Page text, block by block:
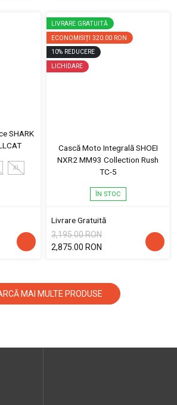
SHARK
XL
LIVRARE GRATUITĂ
ECONOMISIȚI 320.00 RON
10% REDUCERE
LICHIDARE
Cască Moto Integrală SHOEI
NXR2 MM93 Collection Rush
TC-5
ÎN STOC
Livrare Gratuită
3,195.00 RON
2,875.00 RON
MAI MULTE PRODUSE